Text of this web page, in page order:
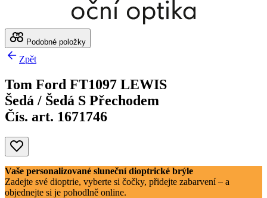
Podobné položky
Zpět
Tom Ford FT1097 LEWIS
Šedá / Šedá S Přechodem
Čís. art. 1671746
Vaše personalizované sluneční dioptrické brýle
Zadejte své dioptrie, vyberte si čočky, přidejte zabarvení – a
objednejte si je pohodlně online.